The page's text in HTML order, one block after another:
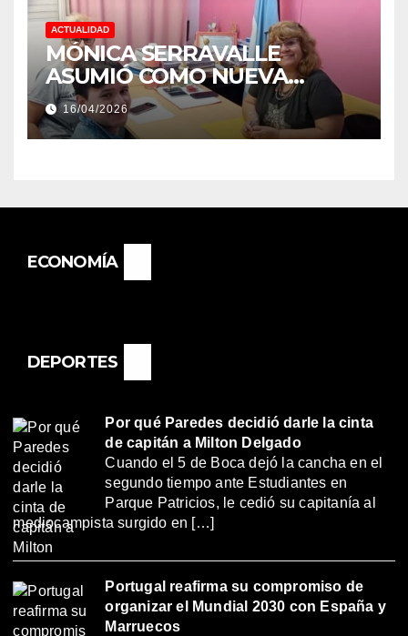
ACTUALIDAD
MÓNICA SERRAVALLE
ASUMIÓ COMO NUEVA
DIRECTORA DEL E.E.S. N° 82
«RENÉ FAVALORO» DE
BASAIL.
16/04/2026
ECONOMÍA
DEPORTES
Por qué Paredes decidió darle la cinta
de capitán a Milton Delgado
Cuando el 5 de Boca dejó la cancha en el
segundo tiempo ante Estudiantes en
Parque Patricios, le cedió su capitanía al
mediocampista surgido en […]
Portugal reafirma su compromiso de
organizar el Mundial 2030 con España y
Marruecos